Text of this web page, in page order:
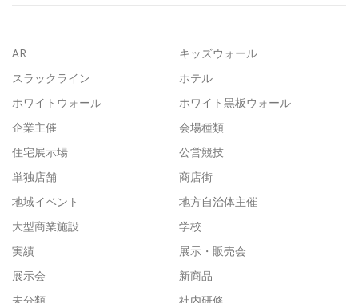
AR
キッズウォール
スラックライン
ホテル
ホワイトウォール
ホワイト黒板ウォール
企業主催
会場種類
住宅展示場
公営競技
単独店舗
商店街
地域イベント
地方自治体主催
大型商業施設
学校
実績
展示・販売会
展示会
新商品